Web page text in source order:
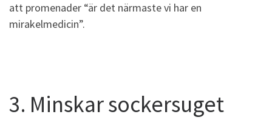
att promenader “är det närmaste vi har en
mirakelmedicin”.
3. Minskar sockersuget